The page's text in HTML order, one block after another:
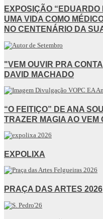
EXPOSIÇÃO
UMA VIDA COMO
NO CENTENÁRIO DA
"VEM OUVIR PRA
DAVID MACHADO
“O FEITIÇO” DE ANA
TRAZER MAGIA AO VEM
EXPOLIXA
PRAÇA DAS ARTES 2026